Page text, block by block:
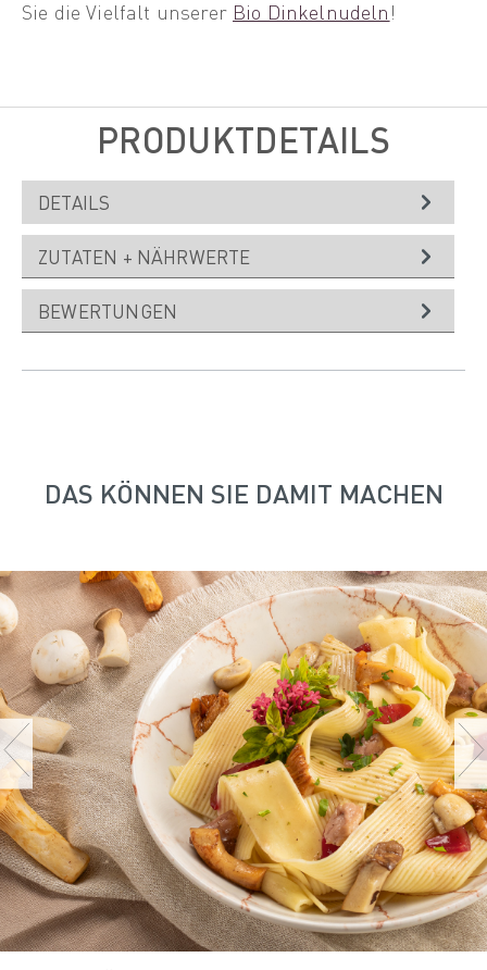
Sie die Vielfalt unserer Bio Dinkelnudeln !
PRODUKTDETAILS
DETAILS
ZUTATEN + NÄHRWERTE
BEWERTUNGEN
DAS KÖNNEN SIE DAMIT MACHEN